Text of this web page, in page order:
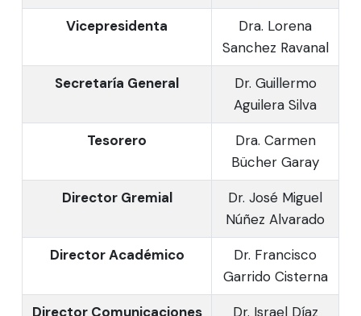
Vicepresidenta
Dra. Lorena
Sanchez Ravanal
Secretaría General
Dr. Guillermo
Aguilera Silva
Tesorero
Dra. Carmen
Bücher Garay
Director Gremial
Dr. José Miguel
Núñez Alvarado
Director Académico
Dr. Francisco
Garrido Cisterna
Director Comunicaciones
Dr. Israel Díaz